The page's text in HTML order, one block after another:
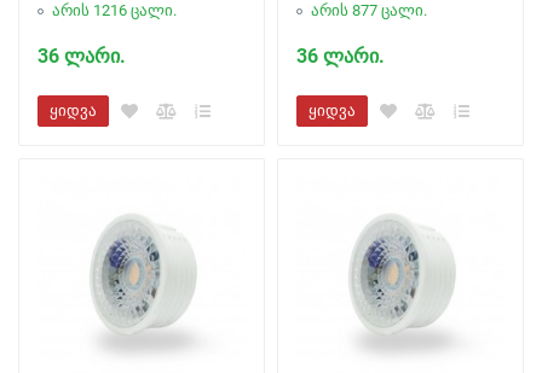
არის 1216 ცალი.
36 ლარი.
ყიდვა
არის 877 ცალი.
36 ლარი.
ყიდვა